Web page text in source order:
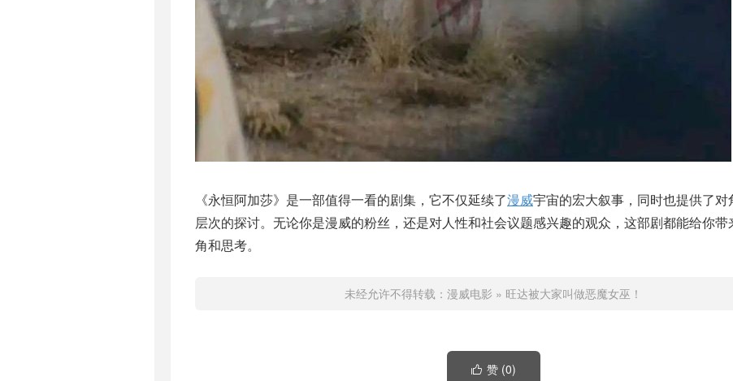
《永恒阿加莎》是一部值得一看的剧集，它不仅延续了漫威宇宙的宏大叙事，同时也提供了对
层次的探讨。无论你是漫威的粉丝，还是对人性和社会议题感兴趣的观众，这部剧都能给你带
角和思考。
未经允许不得转载： 漫威电影 » 旺达被大家叫做恶魔女巫！
 赞 (0)